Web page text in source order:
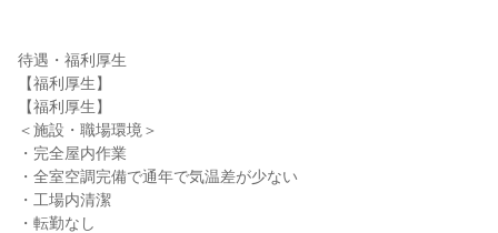
待遇・福利厚生
【福利厚生】
【福利厚生】
＜施設・職場環境＞
・完全屋内作業
・全室空調完備で通年で気温差が少ない
・工場内清潔
・転勤なし